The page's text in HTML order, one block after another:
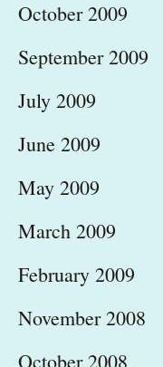
October 2009
September 2009
July 2009
June 2009
May 2009
March 2009
February 2009
November 2008
October 2008